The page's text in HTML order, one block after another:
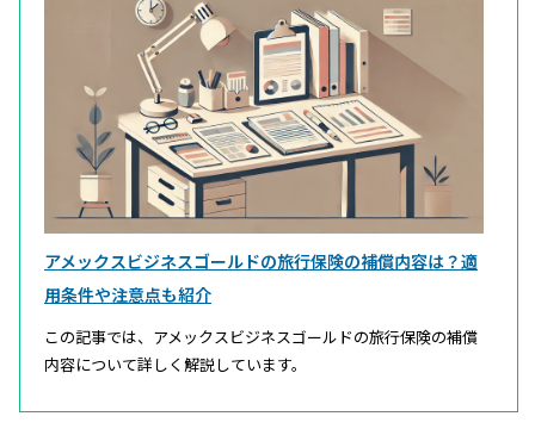
アメックスビジネスゴールドの旅行保険の補償内容は？適
用条件や注意点も紹介
この記事では、アメックスビジネスゴールドの旅行保険の補償
内容について詳しく解説しています。